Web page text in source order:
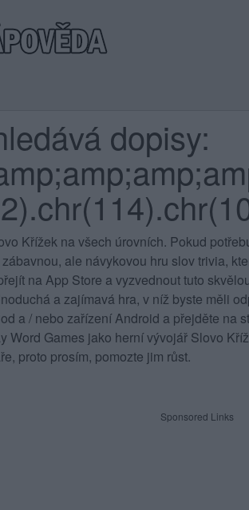
dopisy:
Křížek na všech úrovních. Pokud
ale návykovou hru slov trivia,
na App Store a vyzvednout tuto
a zajímavá hra, v níž byste měli
a / nebo zařízení Android a přejděte na
Word Games jako herní vývojář Slovo
proto prosím, pomozte jim růst.
Sponsored Links